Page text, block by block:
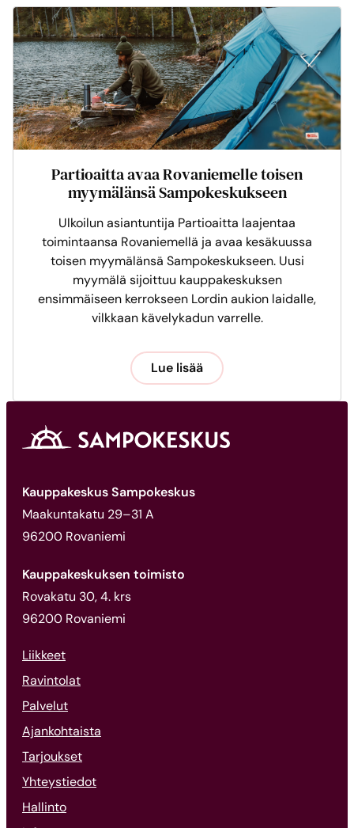
Partioaitta avaa Rovaniemelle toisen
myymälänsä Sampokeskukseen
Ulkoilun asiantuntija Partioaitta laajentaa
toimintaansa Rovaniemellä ja avaa kesäkuussa
toisen myymälänsä Sampokeskukseen. Uusi
myymälä sijoittuu kauppakeskuksen
ensimmäiseen kerrokseen Lordin aukion laidalle,
vilkkaan kävelykadun varrelle.
Lue lisää
Kauppakeskus Sampokeskus
Maakuntakatu 29–31 A
96200 Rovaniemi
Kauppakeskuksen toimisto
Rovakatu 30, 4. krs
96200 Rovaniemi
Liikkeet
Ravintolat
Palvelut
Ajankohtaista
Tarjoukset
Yhteystiedot
Hallinto